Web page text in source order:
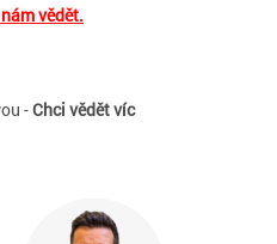
vědět.
-Chci vědět víc